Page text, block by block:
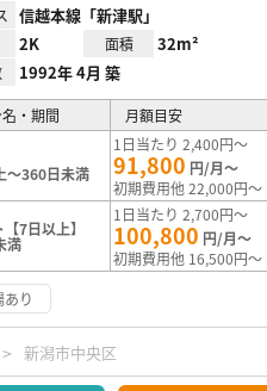
信越本線「新津駅」
2K 面積 32m²
1992年 4月 築
・期間 月額目安
～360日未満
1日当たり 2,400円～
91,800 円/月～
初期費用他 22,000円～
7日以上】
満
1日当たり 2,700円～
100,800 円/月～
初期費用他 16,500円～
あり
新潟市中央区